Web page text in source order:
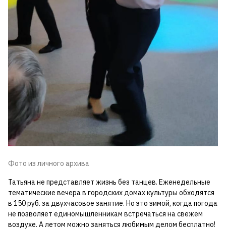
Фото из личного архива
Татьяна не представляет жизнь без танцев. Еженедельные
тематические вечера в городских домах культуры обходятся
в 150 руб. за двухчасовое занятие. Но это зимой, когда погода
не позволяет единомышленникам встречаться на свежем
воздухе. А летом можно заняться любимым делом бесплатно!